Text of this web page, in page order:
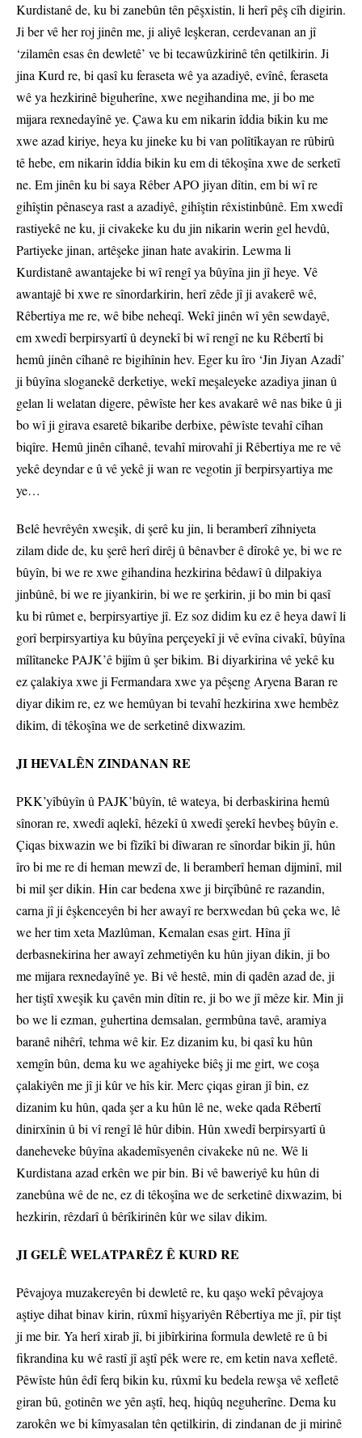
Kurdistanê de, ku bi zanebûn tên pêşxistin, li herî pêş cîh digirin.
Ji ber vê her roj jinên me, ji aliyê leşkeran, cerdevanan an jî
‘zilamên esas ên dewletê’ ve bi tecawûzkirinê tên qetilkirin. Ji
jina Kurd re, bi qasî ku feraseta wê ya azadiyê, evînê, feraseta
wê ya hezkirinê biguherîne, xwe negihandina me, ji bo me
mijara rexnedayînê ye. Çawa ku em nikarin îddia bikin ku me
xwe azad kiriye, heya ku jineke ku bi van polîtîkayan re rûbirû
tê hebe, em nikarin îddia bikin ku em di têkoşîna xwe de serketî
ne. Em jinên ku bi saya Rêber APO jiyan dîtin, em bi wî re
gihîştin pênaseya rast a azadiyê, gihîştin rêxistinbûnê. Em xwedî
rastiyekê ne ku, ji civakeke ku du jin nikarin werin gel hevdû,
Partiyeke jinan, artêşeke jinan hate avakirin. Lewma li
Kurdistanê awantajeke bi wî rengî ya bûyîna jin jî heye. Vê
awantajê bi xwe re sînordarkirin, herî zêde jî ji avakerê wê,
Rêbertiya me re, wê bibe neheqî. Wekî jinên wî yên sewdayê,
em xwedî berpirsyartî û deynekî bi wî rengî ne ku Rêbertî bi
hemû jinên cîhanê re bigihînin hev. Eger ku îro ‘Jin Jiyan Azadî’
ji bûyîna sloganekê derketiye, wekî meşaleyeke azadiya jinan û
gelan li welatan digere, pêwîste her kes avakarê wê nas bike û ji
bo wî ji girava esaretê bikaribe derbixe, pêwîste tevahî cîhan
biqîre. Hemû jinên cîhanê, tevahî mirovahî ji Rêbertiya me re vê
yekê deyndar e û vê yekê ji wan re vegotin jî berpirsyartiya me
ye…
Belê hevrêyên xweşik, di şerê ku jin, li beramberî zîhniyeta
zilam dide de, ku şerê herî dirêj û bênavber ê dîrokê ye, bi we re
bûyîn, bi we re xwe gihandina hezkirina bêdawî û dilpakiya
jinbûnê, bi we re jiyankirin, bi we re şerkirin, ji bo min bi qasî
ku bi rûmet e, berpirsyartiye jî. Ez soz didim ku ez ê heya dawî li
gorî berpirsyartiya ku bûyîna perçeyekî ji vê evîna civakî, bûyîna
mîlîtaneke PAJK’ê bijîm û şer bikim. Bi diyarkirina vê yekê ku
ez çalakiya xwe ji Fermandara xwe ya pêşeng Aryena Baran re
diyar dikim re, ez we hemûyan bi tevahî hezkirina xwe hembêz
dikim, di têkoşîna we de serketinê dixwazim.
JI HEVALÊN ZINDANAN RE
PKK’yîbûyîn û PAJK’bûyîn, tê wateya, bi derbaskirina hemû
sînoran re, xwedî aqlekî, hêzekî û xwedî şerekî hevbeş bûyîn e.
Çiqas bixwazin we bi fîzîkî bi dîwaran re sînordar bikin jî, hûn
îro bi me re di heman mewzî de, li beramberî heman dijminî, mil
bi mil şer dikin. Hin car bedena xwe ji birçîbûnê re razandin,
carna jî ji êşkenceyên bi her awayî re berxwedan bû çeka we, lê
we her tim xeta Mazlûman, Kemalan esas girt. Hîna jî
derbasnekirina her awayî zehmetiyên ku hûn jiyan dikin, ji bo
me mijara rexnedayînê ye. Bi vê hestê, min di qadên azad de, ji
her tiştî xweşik ku çavên min dîtin re, ji bo we jî mêze kir. Min ji
bo we li ezman, guhertina demsalan, germbûna tavê, aramiya
baranê nihêrî, tehma wê kir. Ez dizanim ku, bi qasî ku hûn
xemgîn bûn, dema ku we agahiyeke biêş ji me girt, we coşa
çalakiyên me jî ji kûr ve hîs kir. Merc çiqas giran jî bin, ez
dizanim ku hûn, qada şer a ku hûn lê ne, weke qada Rêbertî
dinirxînin û bi vî rengî lê hûr dibin. Hûn xwedî berpirsyartî û
daneheveke bûyîna akademîsyenên civakeke nû ne. Wê li
Kurdistana azad erkên we pir bin. Bi vê baweriyê ku hûn di
zanebûna wê de ne, ez di têkoşîna we de serketinê dixwazim, bi
hezkirin, rêzdarî û bêrîkirinên kûr we silav dikim.
JI GELÊ WELATPARÊZ Ê KURD RE
Pêvajoya muzakereyên bi dewletê re, ku qaşo wekî pêvajoya
aştiye dihat binav kirin, rûxmî hişyariyên Rêbertiya me jî, pir tişt
ji me bir. Ya herî xirab jî, bi jibîrkirina formula dewletê re û bi
fikrandina ku wê rastî jî aştî pêk were re, em ketin nava xefletê.
Pêwîste hûn êdî ferq bikin ku, rûxmî ku bedela rewşa vê xefletê
giran bû, gotinên we yên aştî, heq, hiqûq neguherîne. Dema ku
zarokên we bi kîmyasalan tên qetilkirin, di zindanan de ji mirinê